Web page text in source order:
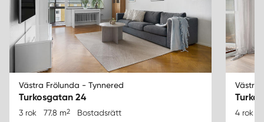
Västra Frölunda - Tynnered
Turkosgatan 24
3 rok 77.8 m2 Bostadsrätt
Västra
4 rok